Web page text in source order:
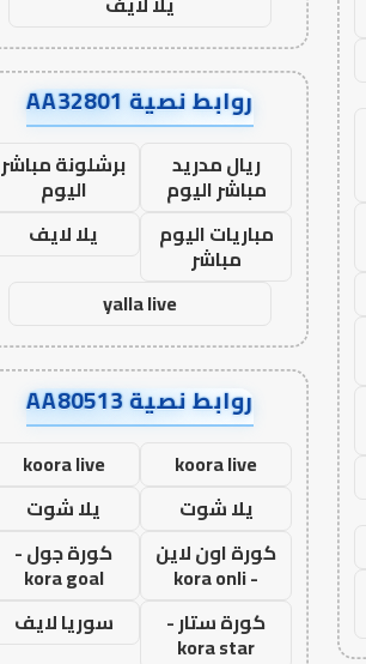
روابط نصية AA32801
ريال مدريد
مباشر اليوم
برشلونة مباشر
اليوم
مباريات اليوم
مباشر
يلا لايف
yalla live
روابط نصية AA80513
koora live
koora live
يلا شوت
يلا شوت
كورة اون لاين
- kora onli
كورة جول -
kora goal
كورة ستار -
kora star
سوريا لايف